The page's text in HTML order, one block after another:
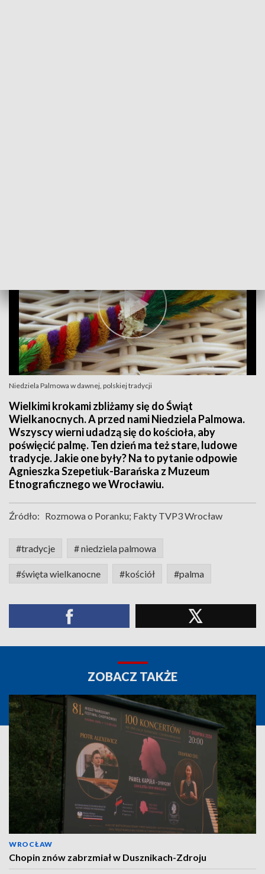
Niedziela Palmowa w dawnej, polskiej tradycji
Wielkimi krokami zbliżamy się do Świąt
Wielkanocnych. A przed nami Niedziela Palmowa.
Wszyscy wierni udadzą się do kościoła, aby
poświęcić palmę. Ten dzień ma też stare, ludowe
tradycje. Jakie one były? Na to pytanie odpowie
Agnieszka Szepetiuk-Barańska z Muzeum
Etnograficznego we Wrocławiu.
Źródło: Rozmowa o Poranku; Fakty TVP3 Wrocław
#tradycje # niedziela palmowa
#święta wielkanocne #kościół #palma
ZOBACZ TAKŻE
WROCŁAW
Chopin znów zabrzmiał w Dusznikach-Zdroju